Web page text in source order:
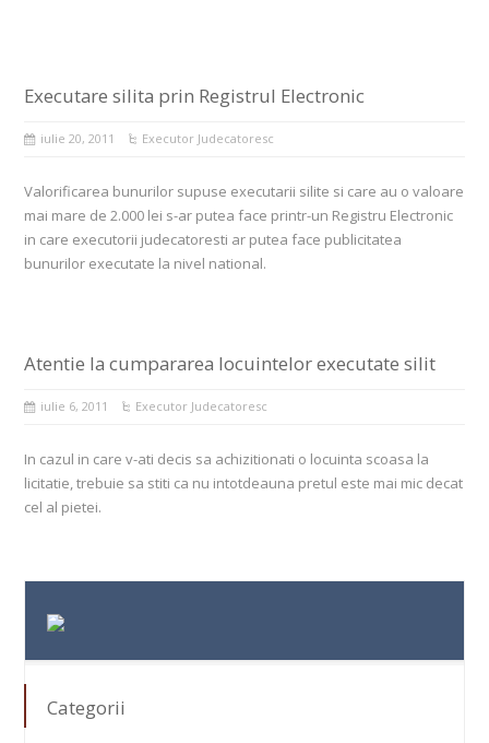
Executare silita prin Registrul Electronic
iulie 20, 2011 Executor Judecatoresc
Valorificarea bunurilor supuse executarii silite si care au o valoare
mai mare de 2.000 lei s-ar putea face printr-un Registru Electronic
in care executorii judecatoresti ar putea face publicitatea
bunurilor executate la nivel national.
Atentie la cumpararea locuintelor executate silit
iulie 6, 2011 Executor Judecatoresc
In cazul in care v-ati decis sa achizitionati o locuinta scoasa la
licitatie, trebuie sa stiti ca nu intotdeauna pretul este mai mic decat
cel al pietei.
Categorii